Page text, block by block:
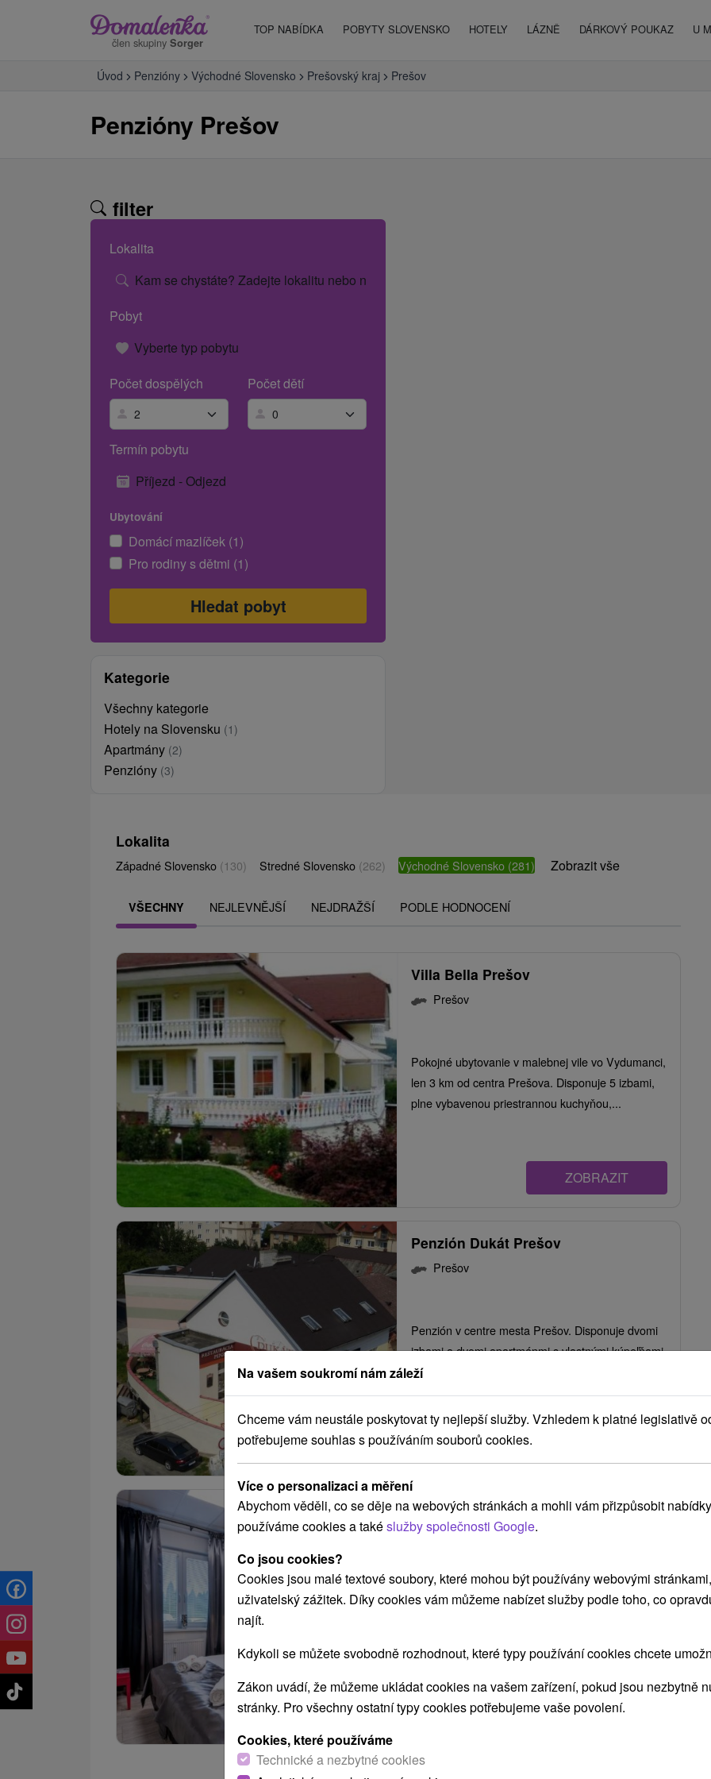
člen skupiny Sorger
TOP NABÍDKA POBYTY SLOVENSKO HOTELY LÁZNĚ DÁRKOVÝ POUKAZ U
Úvod Penzióny Východné Slovensko Prešovský kraj Prešov
Penzióny Prešov
filter
Lokalita
Kam se chystáte? Zadejte lokalitu nebo název hotelu.
Pobyt
Vyberte typ pobytu
Počet dospělých
Počet dětí
Termín pobytu
Příjezd - Odjezd
Ubytování
Domácí mazlíček (1)
Pro rodiny s dětmi (1)
Kategorie
Všechny kategorie
Hotely na Slovensku (1)
Apartmány (2)
Penzióny (3)
Lokalita
Západné Slovensko (130) Stredné Slovensko (262) Východné Slovensko (281) Zobrazit vše
VŠECHNY NEJLEVNĚJŠÍ NEJDRAŽŠÍ PODLE HODNOCENÍ
Villa Bella Prešov
Prešov
Pokojné ubytovanie v malebnej vile vo Vydumanci,
len 3 km od centra Prešova. Disponuje 5 izbami,
plne vybavenou priestrannou kuchyňou,...
ZOBRAZIT
Penzión Dukát Prešov
Prešov
Penzión v centre mesta Prešov. Disponuje dvomi
izbami a dvomi apartmánmi s vlastnými kúpeľňami.
V...
Apartmány Style Prešov
Prešov
Štýlový penzión apartmánového typu je situovaný
ZOBRAZIT
Na vašem soukromí nám záleží
Chceme vám neustále poskytovat ty nejlepší služby. Vzhledem k platné legislativě
potřebujeme souhlas s používáním souborů cookies.
Více o personalizaci a měření
Abychom věděli, co se děje na webových stránkách a mohli vám přizpůsobit
používáme cookies a takéslužby společnosti Google.
Co jsou cookies?
Cookies jsou malé textové soubory, které mohou být používány webovými
uživatelský zážitek. Díky cookies vám můžeme nabízet služby podle toho, co
najít.
Kdykoli se můžete svobodně rozhodnout, které typy používání cookies chcete
Zákon uvádí, že můžeme ukládat cookies na vašem zařízení, pokud jsou nezbytně
stránky. Pro všechny ostatní typy cookies potřebujeme vaše povolení.
Cookies, které používáme
Technické a nezbytné cookies